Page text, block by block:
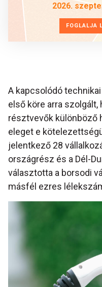
2026.
FOGLALJA
A kapcsolódó
első köre arra
résztvevők különböző
eleget e
jelentkező 28
országrész és a Dél-
választotta a borsodi
másfél ezres